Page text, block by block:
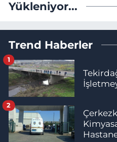
Yükleniyor...
Trend Haberler
1
2